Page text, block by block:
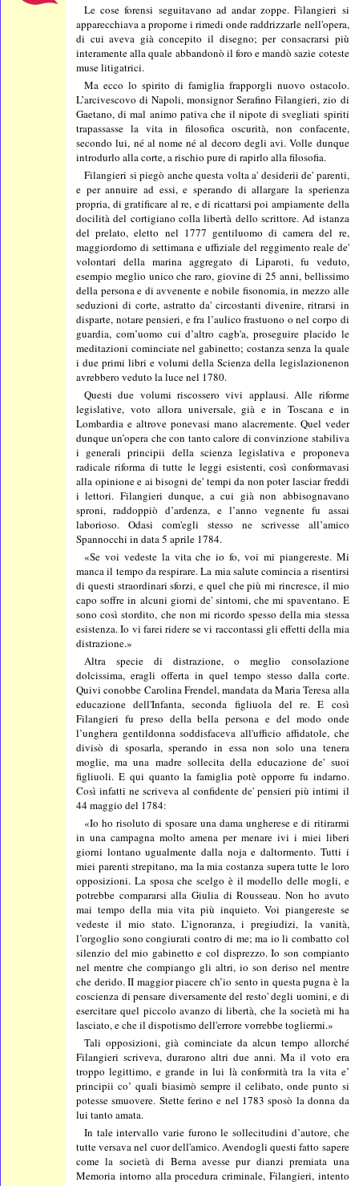
Le cose forensi seguitavano ad andar zoppe. Filangieri si
apparecchiava a proporne i rimedi onde raddrizzarle nell'opera,
di cui aveva già concepito il disegno; per consacrarsi più
interamente alla quale abbandonò il foro e mandò sazie coteste
muse litigatrici.
Ma ecco lo spirito di famiglia frapporgli nuovo ostacolo.
L’arcivescovo di Napoli, monsignor Serafino Filangieri, zio di
Gaetano, di mal animo pativa che il nipote di svegliati spiriti
trapassasse la vita in filosofica oscurità, non confacente,
secondo lui, né al nome né al decoro degli avi. Volle dunque
introdurlo alla corte, a rischio pure di rapirlo alla filosofia.
Filangieri si piegò anche questa volta a' desiderii de' parenti,
e per annuire ad essi, e sperando di allargare la sperienza
propria, di gratificare al re, e di ricattarsi poi ampiamente della
docilità del cortigiano colla libertà dello scrittore. Ad istanza
del prelato, eletto nel 1777 gentiluomo di camera del re,
maggiordomo di settimana e uffiziale del reggimento reale de'
volontari della marina aggregato di Liparoti, fu veduto,
esempio meglio unico che raro, giovine di 25 anni, bellissimo
della persona e di avvenente e nobile fisonomia, in mezzo alle
seduzioni di corte, astratto da' circostanti divenire, ritrarsi in
disparte, notare pensieri, e fra l’aulico frastuono o nel corpo di
guardia, com’uomo cui d’altro cagb'a, proseguire placido le
meditazioni cominciate nel gabinetto; costanza senza la quale
i due primi libri e volumi della Scienza della legislazionenon
avrebbero veduto la luce nel 1780.
Questi due volumi riscossero vivi applausi. Alle riforme
legislative, voto allora universale, già e in Toscana e in
Lombardia e altrove ponevasi mano alacremente. Quel veder
dunque un’opera che con tanto calore di convinzione stabiliva
i generali principii della scienza legislativa e proponeva
radicale riforma di tutte le leggi esistenti, così conformavasi
alla opinione e ai bisogni de' tempi da non poter lasciar freddi
i lettori. Filangieri dunque, a cui già non abbisognavano
sproni, raddoppiò d’ardenza, e l’anno vegnente fu assai
laborioso. Odasi com'egli stesso ne scrivesse all’amico
Spannocchi in data 5 aprile 1784.
«Se voi vedeste la vita che io fo, voi mi piangereste. Mi
manca il tempo da respirare. La mia salute comincia a risentirsi
di questi straordinari sforzi, e quel che più mi rincresce, il mio
capo soffre in alcuni giorni de' sintomi, che mi spaventano. E
sono così stordito, che non mi ricordo spesso della mia stessa
esistenza. Io vi farei ridere se vi raccontassi gli effetti della mia
distrazione.»
Altra specie di distrazione, o meglio consolazione
dolcissima, eragli offerta in quel tempo stesso dalla corte.
Quivi conobbe Carolina Frendel, mandata da Maria Teresa alla
educazione dell'Infanta, seconda figliuola del re. E così
Filangieri fu preso della bella persona e del modo onde
l’unghera gentildonna soddisfaceva all'ufficio affidatole, che
divisò di sposarla, sperando in essa non solo una tenera
moglie, ma una madre sollecita della educazione de' suoi
figliuoli. E qui quanto la famiglia potè opporre fu indarno.
Così infatti ne scriveva al confidente de' pensieri più intimi il
44 maggio del 1784:
«Io ho risoluto di sposare una dama ungherese e di ritirarmi
in una campagna molto amena per menare ivi i miei liberi
giorni lontano ugualmente dalla noja e daltormento. Tutti i
miei parenti strepitano, ma la mia costanza supera tutte le loro
opposizioni. La sposa che scelgo è il modello delle mogli, e
potrebbe compararsi alla Giulia di Rousseau. Non ho avuto
mai tempo della mia vita più inquieto. Voi piangereste se
vedeste il mio stato. L’ignoranza, i pregiudizi, la vanità,
l’orgoglio sono congiurati contro di me; ma io li combatto col
silenzio del mio gabinetto e col disprezzo. Io son compianto
nel mentre che compiango gli altri, io son deriso nel mentre
che derido. II maggior piacere ch’io sento in questa pugna è la
coscienza di pensare diversamente del resto' degli uomini, e di
esercitare quel piccolo avanzo di libertà, che la società mi ha
lasciato, e che il dispotismo dell'errore vorrebbe togliermi.»
Tali opposizioni, già cominciate da alcun tempo allorché
Filangieri scriveva, durarono altri due anni. Ma il voto era
troppo legittimo, e grande in lui là conformità tra la vita e’
principii co’ quali biasimò sempre il celibato, onde punto si
potesse smuovere. Stette ferino e nel 1783 sposò la donna da
lui tanto amata.
In tale intervallo varie furono le sollecitudini d’autore, che
tutte versava nel cuor dell'amico. Avendogli questi fatto sapere
come la società di Berna avesse pur dianzi premiata una
Memoria intorno alla procedura criminale, Filangieri, intento